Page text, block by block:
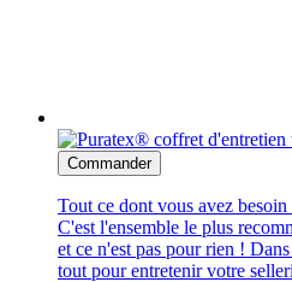
Commander
Tout ce dont vous avez
C'est l'ensemble le plus
et ce n'est pas pour rien !
tout pour entretenir votre